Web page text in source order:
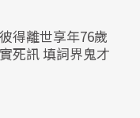
得離世享年76歲
死訊 填詞界鬼才